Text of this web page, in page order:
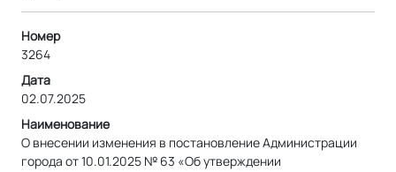
Номер
3264
Дата
02.07.2025
Наименование
О внесении изменения в постановление Администрации
города от 10.01.2025 № 63 «Об утверждении